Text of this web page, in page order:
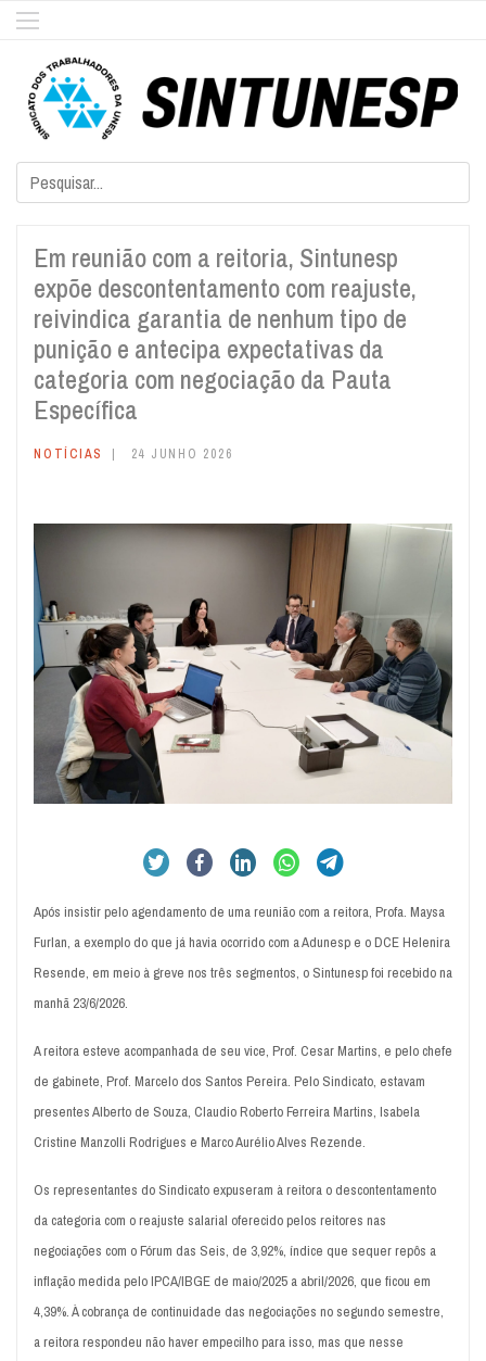
Em reunião com a reitoria, Sintunesp
expõe descontentamento com reajuste,
reivindica garantia de nenhum tipo de
punição e antecipa expectativas da
categoria com negociação da Pauta
Específica
NOTÍCIAS 24 JUNHO 2026
Após insistir pelo agendamento de uma reunião com a reitora, Profa. Maysa
Furlan, a exemplo do que já havia ocorrido com a Adunesp e o DCE Helenira
Resende, em meio à greve nos três segmentos, o Sintunesp foi recebido na
manhã 23/6/2026.
A reitora esteve acompanhada de seu vice, Prof. Cesar Martins, e pelo chefe
de gabinete, Prof. Marcelo dos Santos Pereira. Pelo Sindicato, estavam
presentes Alberto de Souza, Claudio Roberto Ferreira Martins, Isabela
Cristine Manzolli Rodrigues e Marco Aurélio Alves Rezende.
Os representantes do Sindicato expuseram à reitora o descontentamento
da categoria com o reajuste salarial oferecido pelos reitores nas
negociações com o Fórum das Seis, de 3,92%, índice que sequer repôs a
inflação medida pelo IPCA/IBGE de maio/2025 a abril/2026, que ficou em
4,39%. À cobrança de continuidade das negociações no segundo semestre,
a reitora respondeu não haver empecilho para isso, mas que nesse